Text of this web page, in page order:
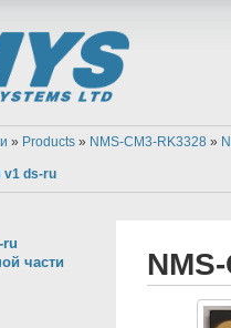
» Products» NMS-CM3-RK3328 »
v1 ds-ru
ru
части